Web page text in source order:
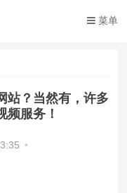
菜单
站？当然有，许多
频服务！
•